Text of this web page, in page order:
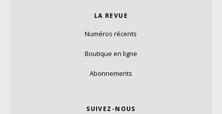
LA REVUE
Numéros récents
Boutique en ligne
Abonnements
SUIVEZ-NOUS